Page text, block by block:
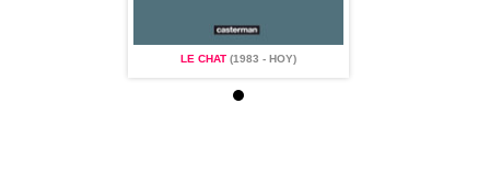
LE CHAT (1983 - HOY)